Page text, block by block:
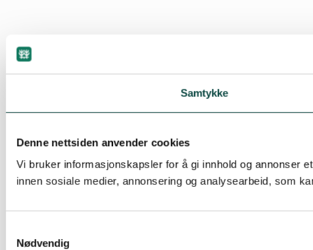
Samtykke
Denne nettsiden anvender cookies
Vi bruker informasjonskapsler for å gi innhold og annonser
innen sosiale medier, annonsering og analysearbeid, som
Nødvendig